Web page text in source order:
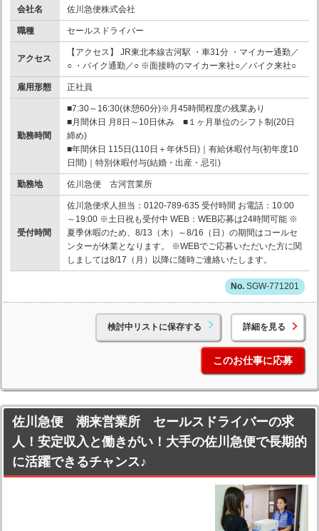
会社名 佐川急便株式会社
職種 セールスドライバー
アクセス
【アクセス】 JR東北本線古河駅 ・車31分 ・マイカー通勤／
○ ・バイク通勤／○ ※面接時のマイカー来社○／バイク来社○
雇用形態 正社員
勤務時間
■7:30～16:30(休憩60分)※月45時間程度の残業あり
■月間休日 月8日～10日休み ■１ヶ月単位のシフト制(20日
締め)
■年間休日 115日(110日＋年休5日)｜有給休暇付与(初年度10
日間)｜特別休暇付与(結婚・出産・忌引)
勤務地 佐川急便 古河営業所
受付時間
佐川急便求人担当：0120-789-635 受付時間 お電話：10:00
～19:00 ※土日祝も受付中 WEB：WEB応募は24時間可能 ※
夏季休暇のため、8/13（木）～8/16（日）の期間はコールセ
ンターが休業となります。 ※WEBでご応募いただいた方に関
しましては8/17（月）以降に随時ご連絡いたします。
SGW-771201
検討中リストに保存する 詳細を見る
このお仕事に応募
佐川急便 潮来営業所 セールスドライバーの求
人！安定収入と働きがい！大手の佐川急便で長期的
に活躍できるチャンス♪